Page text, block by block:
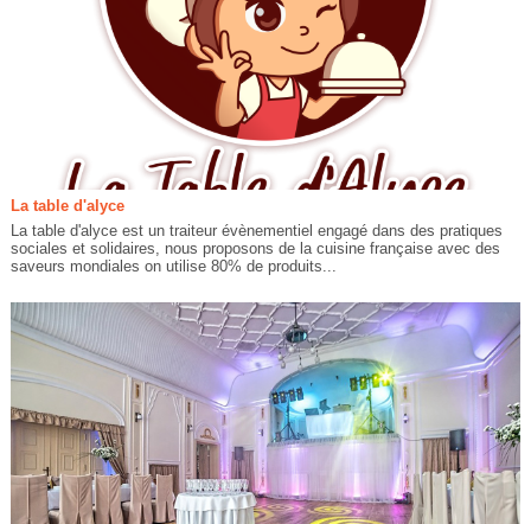
La table d'alyce
La table d'alyce est un traiteur évènementiel engagé dans des pratiques
sociales et solidaires, nous proposons de la cuisine française avec des
saveurs mondiales on utilise 80% de produits...